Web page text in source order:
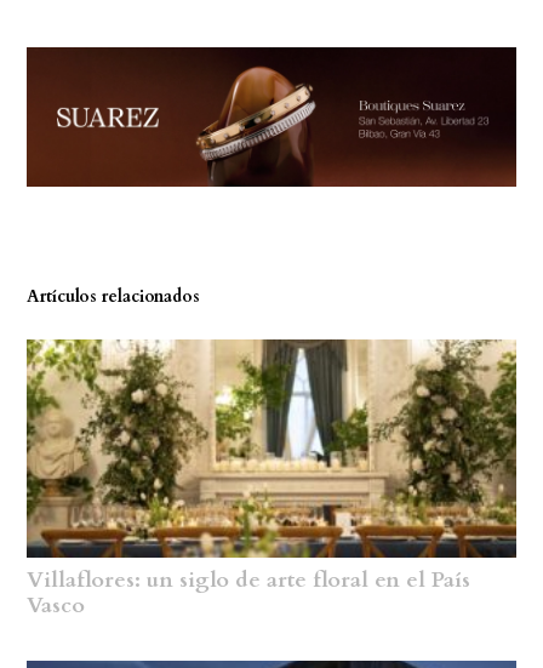
Artículos relacionados
Villaflores: un siglo de arte floral en el País
Vasco